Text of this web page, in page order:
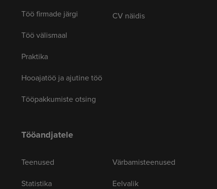
Töö firmade järgi
Töö välismaal
Praktika
Hooajatöö ja ajutine töö
Tööpakkumiste otsing
CV näidis
Tööandjatele
Teenused
Statistika
Värbamisteenused
Eelvalik